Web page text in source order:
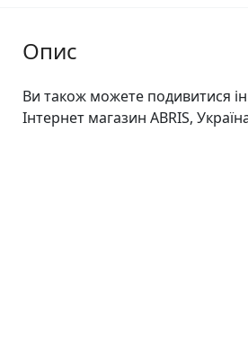
Опис
Ви також можете подивитися
Інтернет магазин ABRIS,